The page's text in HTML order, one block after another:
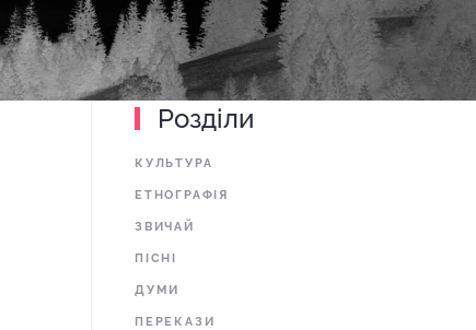
Розділи
КУЛЬТУРА
ЕТНОГРАФІЯ
ЗВИЧАЙ
ПІСНІ
ДУМИ
ПЕРЕКАЗИ